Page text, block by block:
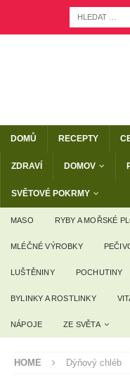
DOMŮ RECEPTY
ZDRAVÍ DOMOV
SVĚTOVÉ POKRMY
MASO RYBY A MOŘSKÉ
MLÉČNÉ VÝROBKY
LUŠTĚNINY POCHUTINY
BYLINKY A ROSTLINKY
NÁPOJE ZE SVĚTA
HOME Dýňový chléb